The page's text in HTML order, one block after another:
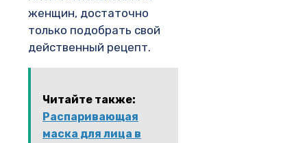
женщин, достаточно
только подобрать свой
действенный рецепт.
Читайте также:
Распаривающая
маска для лица в